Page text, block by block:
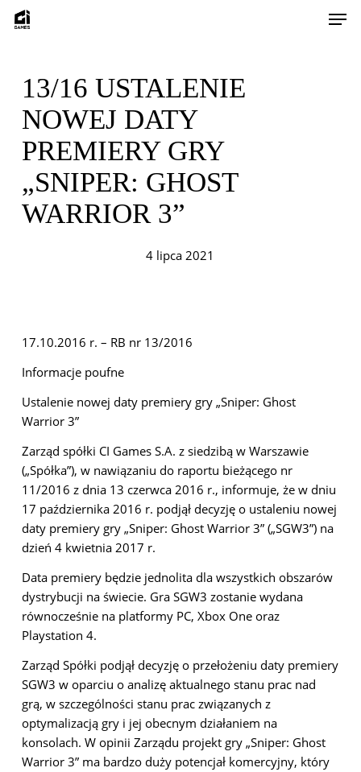
Skip
13/16 USTALENIE
NOWEJ DATY
PREMIERY GRY
„SNIPER: GHOST
WARRIOR 3”
4 lipca 2021
17.10.2016 r. – RB nr 13/2016
Informacje poufne
Ustalenie nowej daty premiery gry „Sniper: Ghost
Warrior 3”
Zarząd spółki CI Games S.A. z siedzibą w Warszawie
(„Spółka”), w nawiązaniu do raportu bieżącego nr
11/2016 z dnia 13 czerwca 2016 r., informuje, że w dniu
17 października 2016 r. podjął decyzję o ustaleniu nowej
daty premiery gry „Sniper: Ghost Warrior 3” („SGW3”) na
dzień 4 kwietnia 2017 r.
Data premiery będzie jednolita dla wszystkich obszarów
dystrybucji na świecie. Gra SGW3 zostanie wydana
równocześnie na platformy PC, Xbox One oraz
Playstation 4.
Zarząd Spółki podjął decyzję o przełożeniu daty premiery
SGW3 w oparciu o analizę aktualnego stanu prac nad
grą, w szczególności stanu prac związanych z
optymalizacją gry i jej obecnym działaniem na
konsolach. W opinii Zarządu projekt gry „Sniper: Ghost
Warrior 3” ma bardzo duży potencjał komercyjny, który